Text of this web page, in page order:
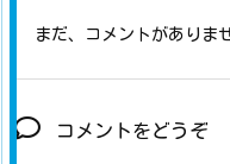
まだ、コメントがありま
コメントをどうぞ